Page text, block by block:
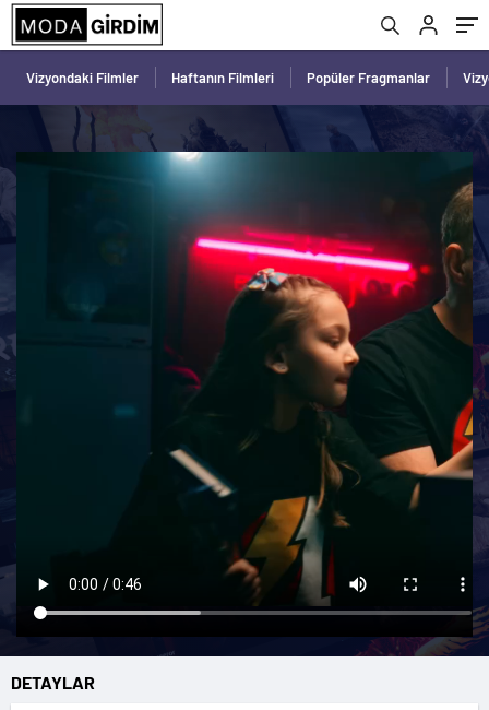
Vizyondaki Filmler Haftanın Filmleri Popüler Fragmanlar
DETAYLAR